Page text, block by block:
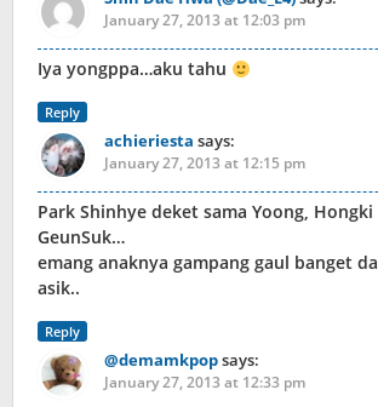
January 27, 2013 at 12:03 pm
Iya yongppa…aku tahu
Reply
achieriesta says:
January 27, 2013 at 12:15 pm
Park Shinhye deket sama Yoong, Hongki
GeunSuk…
emang anaknya gampang gaul banget
asik..
Reply
@demamkpopsays:
January 27, 2013 at 12:33 pm